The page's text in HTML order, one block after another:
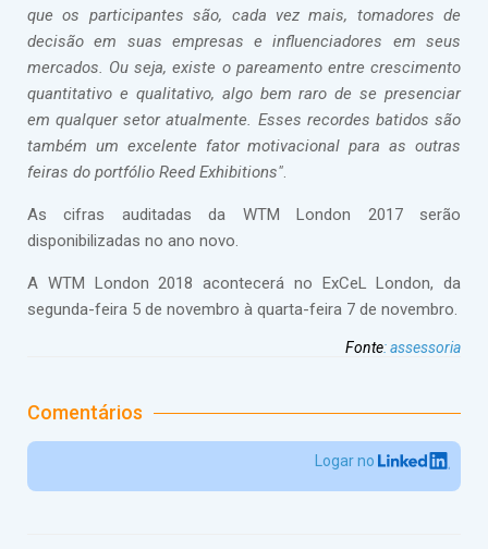
que os participantes são, cada vez mais, tomadores de
decisão em suas empresas e influenciadores em seus
mercados. Ou seja, existe o pareamento entre crescimento
quantitativo e qualitativo, algo bem raro de se presenciar
em qualquer setor atualmente. Esses recordes batidos são
também um excelente fator motivacional para as outras
feiras do portfólio Reed Exhibitions".
As cifras auditadas da WTM London 2017 serão
disponibilizadas no ano novo.
A WTM London 2018 acontecerá no ExCeL London, da
segunda-feira 5 de novembro à quarta-feira 7 de novembro.
Fonte:assessoria
Comentários
Logar no